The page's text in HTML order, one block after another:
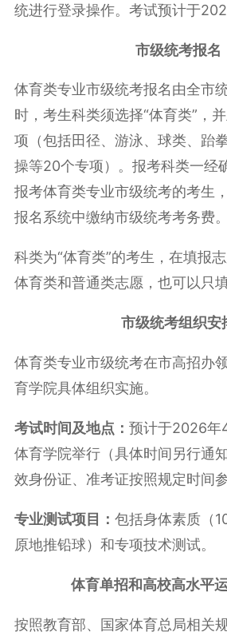
统进行登录操作。考试预计于
市级统考报名
体育类专业市级统考报名由全市
时，考生科类须选择“体育类”，
项（包括田径、游泳、球类、跆
操等20个专项）。报考科类一经
报考体育类专业市级统考的考生
报名系统中缴纳市级统考考务费。
科类为“体育类”的考生，在填报
体育类和普通类志愿，也可以只
市级统考组织安
体育类专业市级统考在市高招办
育学院具体组织实施。
考试时间及地点： 预计于2026年
体育学院举行（具体时间另行通
效身份证、准考证按照规定时间
专业测试项目： 包括身体素质（
原地推铅球）和专项技术测试。
体育单招和高校高水平
按照教育部、国家体育总局相关